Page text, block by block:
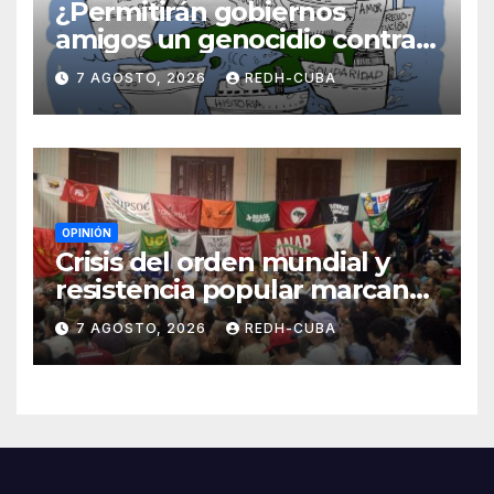
¿Permitirán gobiernos
amigos un genocidio contra
Cuba? Por Hedelberto López
Blanch
7 AGOSTO, 2026 REDH-CUBA
OPINIÓN
Crisis del orden mundial y
resistencia popular marcan
el inicio de la IV Asamblea
Continental de ALBA
Movimientos en Cuba
7 AGOSTO, 2026 REDH-CUBA